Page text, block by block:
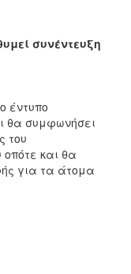
συνέντευξη
θα συμφωνήσει
του
και θα
για τα άτομα